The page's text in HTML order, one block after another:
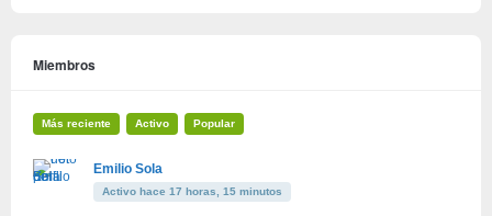
Miembros
Más reciente Activo Popular
Emilio Sola
Activo hace 17 horas, 15 minutos